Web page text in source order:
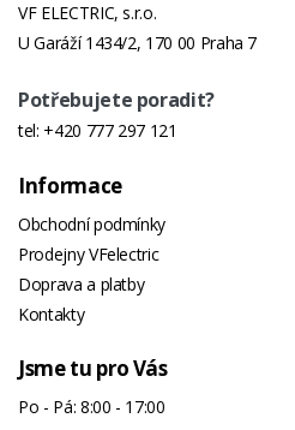
VF ELECTRIC, s.r.o.
U Garáží 1434/2, 170 00 Praha 7
Potřebujete poradit?
tel: +420 777 297 121
Informace
Obchodní podmínky
Prodejny VFelectric
Doprava a platby
Kontakty
Jsme tu pro Vás
Po - Pá: 8:00 - 17:00